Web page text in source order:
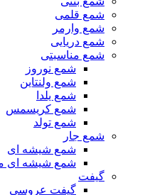
شمع قلمی
شمع وارمر
شمع دریایی
شمع مناسبتی
شمع نوروز
شمع ولنتاین
شمع یلدا
شمع کریسمس
شمع تولد
شمع جار
شمع شیشه ای
شمع شیشه ای
گیفت
گیفت عروسی